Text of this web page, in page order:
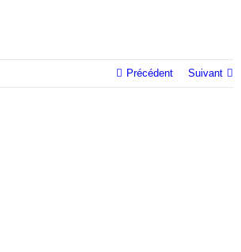
Précédent Suivant